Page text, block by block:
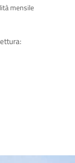
mensile